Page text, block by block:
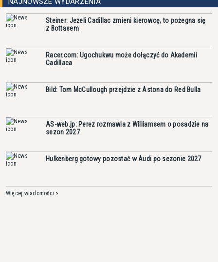
Steiner: Jeżeli Cadillac zmieni kierowcę, to pożegna się
z Bottasem
Racer.com: Ugochukwu może dołączyć do Akademii
Cadillaca
Bild: Tom McCullough przejdzie z Astona do Red Bulla
AS-web.jp: Perez rozmawia z Williamsem o posadzie na
sezon 2027
Hulkenberg gotowy pozostać w Audi po sezonie 2027
Więcej wiadomości >